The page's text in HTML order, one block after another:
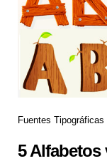
Fuentes Tipográficas
5 Alfabetos